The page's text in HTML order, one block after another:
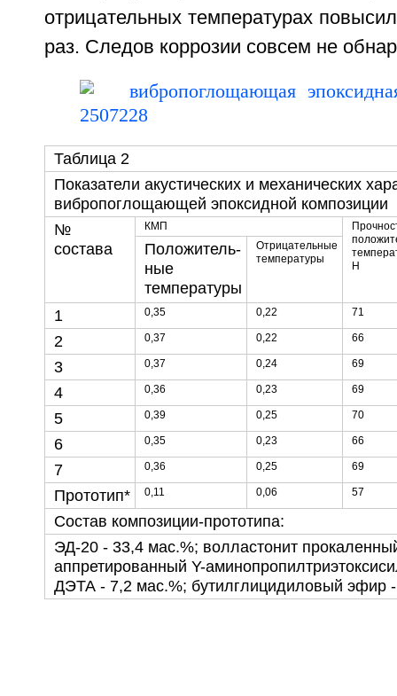
отрицательных температурах
раз. Следов коррозии совсем не
Таблица 2
Показатели акустических и механических
вибропоглощающей эпоксидной композиции
№
состава
КМП
Н
Положитель-
ные
температуры
Отрицательные
температуры
1 0,35 0,22 71
2 0,37 0,22 66
3 0,37 0,24 69
4 0,36 0,23 69
5 0,39 0,25 70
6 0,35 0,23 66
7 0,36 0,25 69
Прототип* 0,11 0,06 57
Состав композиции-прототипа:
ЭД-20 - 33,4 мас.%; волластонит
аппретированный Y-
ДЭТА - 7,2 мас.%; бутилглицидиловый эфир